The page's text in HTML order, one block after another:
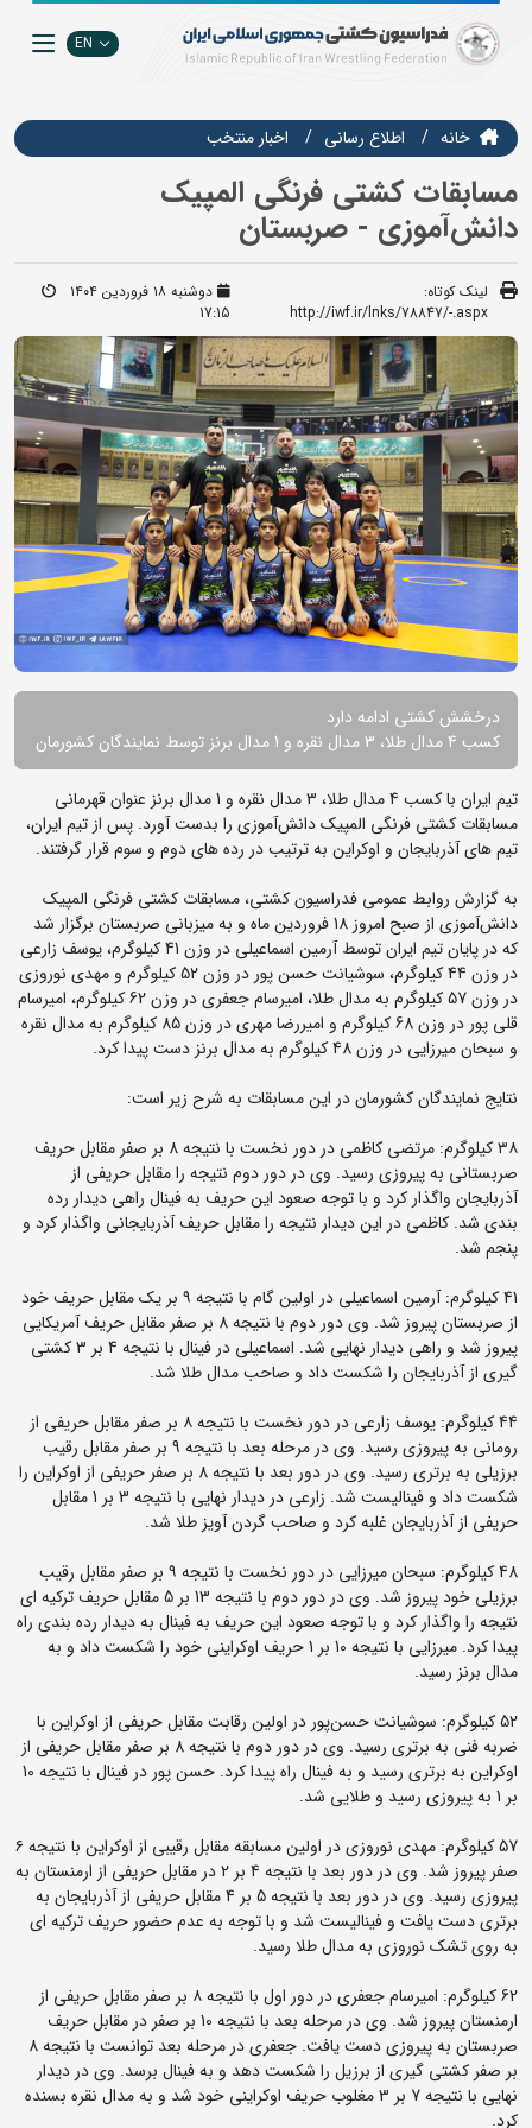
EN
خانه اطلاع رسانی اخبار منتخب
مسابقات کشتی فرنگی المپیک
دانش‌آموزی - صربستان
لینک کوتاه:
http://iwf.ir/lnks/78847/-.aspx
دوشنبه ۱۸ فروردین ۱۴۰۴
17:15
درخشش کشتی ادامه دارد
کسب 4 مدال طلا، 3 مدال نقره و 1 مدال برنز توسط نمایندگان کشورمان
تیم ایران با کسب 4 مدال طلا، 3 مدال نقره و 1 مدال برنز عنوان قهرمانی
مسابقات کشتی فرنگی المپیک دانش‌آموزی را بدست آورد. پس از تیم ایران،
تیم های آذربایجان و اوکراین به ترتیب در رده های دوم و سوم قرار گرفتند.
به گزارش روابط عمومی فدراسیون کشتی، مسابقات کشتی فرنگی المپیک
دانش‌آموزی از صبح امروز 18 فروردین ماه و به میزبانی صربستان برگزار شد
که در پایان تیم ایران توسط آرمین اسماعیلی در وزن 41 کیلوگرم، یوسف زارعی
در وزن 44 کیلوگرم، سوشیانت حسن پور در وزن 52 کیلوگرم و مهدی نوروزی
در وزن 57 کیلوگرم به مدال طلا، امیرسام جعفری در وزن 62 کیلوگرم، امیرسام
قلی پور در وزن 68 کیلوگرم و امیررضا مهری در وزن 85 کیلوگرم به مدال نقره
و سبحان میرزایی در وزن 48 کیلوگرم به مدال برنز دست پیدا کرد.
نتایج نمایندگان کشورمان در این مسابقات به شرح زیر است:
۳۸ کیلوگرم: مرتضی کاظمی در دور نخست با نتیجه 8 بر صفر مقابل حریف
صربستانی به پیروزی رسید. وی در دور دوم نتیجه را مقابل حریفی از
آذربایجان واگذار کرد و با توجه صعود این حریف به فینال راهی دیدار رده
بندی شد. کاظمی در این دیدار نتیجه را مقابل حریف آذربایجانی واگذار کرد و
پنجم شد.
41 کیلوگرم: آرمین اسماعیلی در اولین گام با نتیجه ۹ بر یک مقابل حریف خود
از صربستان پیروز شد. وی دور دوم با نتیجه 8 بر صفر مقابل حریف آمریکایی
پیروز شد و راهی دیدار نهایی شد. اسماعیلی در فینال با نتیجه 4 بر 3 کشتی
گیری از آذربایجان را شکست داد و صاحب مدال طلا شد.
44 کیلوگرم: یوسف زارعی در دور نخست با نتیجه ۸ بر صفر مقابل حریفی از
رومانی به پیروزی رسید. وی در مرحله بعد با نتیجه 9 بر صفر مقابل رقیب
برزیلی به برتری رسید. وی در دور بعد با نتیجه 8 بر صفر حریفی از اوکراین را
شکست داد و فینالیست شد. زارعی در دیدار نهایی با نتیجه 3 بر 1 مقابل
حریفی از آذربایجان غلبه کرد و صاحب گردن آویز طلا شد.
48 کیلوگرم: سبحان میرزایی در دور نخست با نتیجه ۹ بر صفر مقابل رقیب
برزیلی خود پیروز شد. وی در دور دوم با نتیجه 13 بر 5 مقابل حریف ترکیه ای
نتیجه را واگذار کرد و با توجه صعود این حریف به فینال به دیدار رده بندی راه
پیدا کرد. میرزایی با نتیجه 10 بر 1 حریف اوکراینی خود را شکست داد و به
مدال برنز رسید.
52 کیلوگرم: سوشیانت حسن‌پور در اولین رقابت مقابل حریفی از اوکراین با
ضربه فنی به برتری رسید. وی در دور دوم با نتیجه 8 بر صفر مقابل حریفی از
اوکراین به برتری رسید و به فینال راه پیدا کرد. حسن پور در فینال با نتیجه 10
بر 1 به پیروزی رسید و طلایی شد.
57 کیلوگرم: مهدی نوروزی در اولین مسابقه مقابل رقیبی از اوکراین با‌ نتیجه ۶
صفر پیروز شد. وی در دور بعد با نتیجه 4 بر 2 در مقابل حریفی از ارمنستان به
پیروزی رسید. وی در دور بعد با نتیجه 5 بر 4 مقابل حریفی از آذربایجان به
برتری دست یافت و فینالیست شد و با توجه به عدم حضور حریف ترکیه ای
به روی تشک نوروزی به مدال طلا رسید.
62 کیلوگرم: امیرسام جعفری در دور اول با نتیجه ۸ بر صفر مقابل حریفی از
ارمنستان پیروز شد. وی در مرحله بعد با نتیجه 10 بر صفر در مقابل حریف
صربستان به پیروزی دست یافت. جعفری در مرحله بعد توانست با نتیجه 8
بر صفر کشتی گیری از برزیل را شکست دهد و به فینال برسد. وی در دیدار
نهایی با نتیجه 7 بر 3 مغلوب حریف اوکراینی خود شد و به مدال نقره بسنده
کرد.